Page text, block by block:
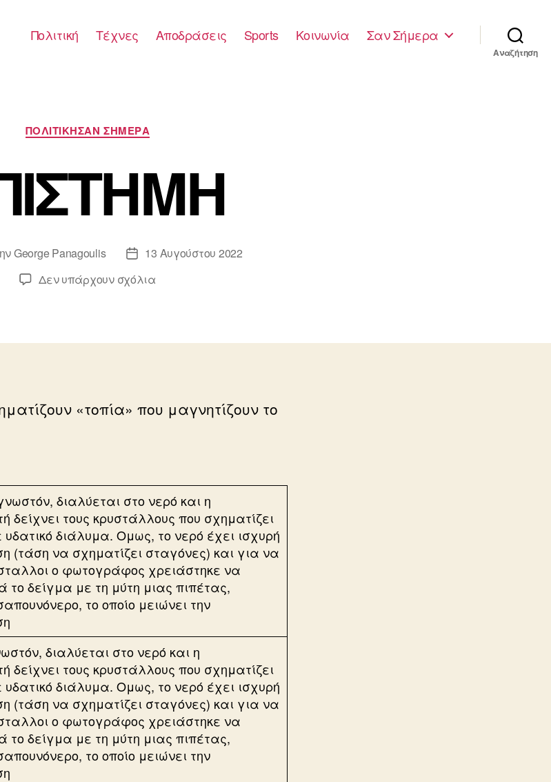
Πολιτική Τέχνες Αποδράσεις Sports Κοινωνία Σαν Σήμερα
Αναζήτηση
Κατηγορίες
ΠΟΛΙΤΙΚΗΣΑΝ ΣΗΜΕΡΑ
George Panagoulis
Ημ.13 Αυγούστου 2022
Δεν υπάρχουν σχόλιαστο
«τοπία» που μαγνητίζουν το
διαλύεται στο νερό και η
τους κρυστάλλους που σχηματίζει
διάλυμα. Ομως, το νερό έχει ισχυρή
(τάση να σχηματίζει σταγόνες) και για να
ο φωτογράφος χρειάστηκε να
δείγμα με τη μύτη μιας πιπέτας,
το οποίο μειώνει την